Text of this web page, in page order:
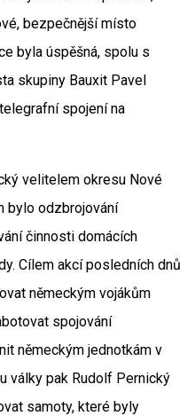
bezpečnější místo
byla úspěšná, spolu s
skupiny Bauxit Pavel
spojení na
velitelem okresu Nové
bylo odzbrojování
činnosti domácích
Cílem akcí posledních dnů
německým vojákům
spojování
německým jednotkám v
války pak Rudolf Pernický
samoty, které byly